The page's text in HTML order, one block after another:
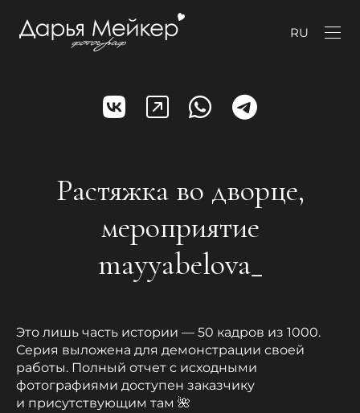
RU
Растяжка во дворце,
мероприятие
mayyabelova_
Это лишь часть истории — 50 кадров из 1000.
Серия выложена для демонстрации своей
работы. Полный отчет с исходными
фотографиями доступен заказчику
и присутствующим там 🌺